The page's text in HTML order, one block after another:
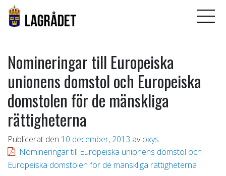
Nomineringar till Europeiska
unionens domstol och Europeiska
domstolen för de mänskliga
rättigheterna
Publicerat den 10 december, 2013 av oxys
Nomineringar till Europeiska unionens domstol och
Europeiska domstolen för de mänskliga rättigheterna